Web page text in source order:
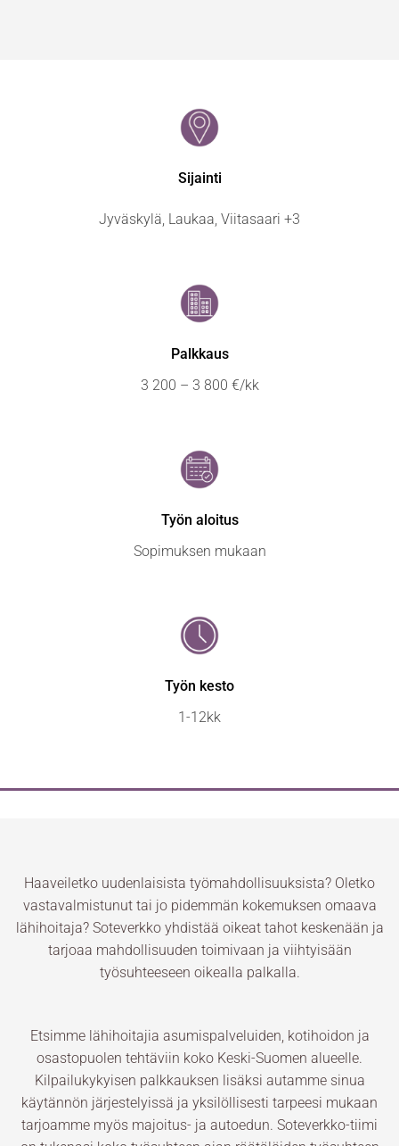
Sijainti
Jyväskylä, Laukaa, Viitasaari +3
Palkkaus
3 200 – 3 800 €/kk
Työn aloitus
Sopimuksen mukaan
Työn kesto
1-12kk
Haaveiletko uudenlaisista työmahdollisuuksista? Oletko
vastavalmistunut tai jo pidemmän kokemuksen omaava
lähihoitaja? Soteverkko yhdistää oikeat tahot keskenään ja
tarjoaa mahdollisuuden toimivaan ja viihtyisään
työsuhteeseen oikealla palkalla.
Etsimme lähihoitajia asumispalveluiden, kotihoidon ja
osastopuolen tehtäviin koko Keski-Suomen alueelle.
Kilpailukykyisen palkkauksen lisäksi autamme sinua
käytännön järjestelyissä ja yksilöllisesti tarpeesi mukaan
tarjoamme myös majoitus- ja autoedun. Soteverkko-tiimi